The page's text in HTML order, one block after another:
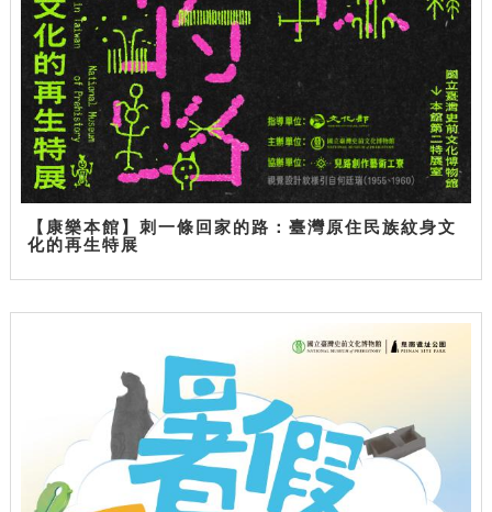
【康樂本館】刺一條回家的路：臺灣原住民族紋身文
化的再生特展